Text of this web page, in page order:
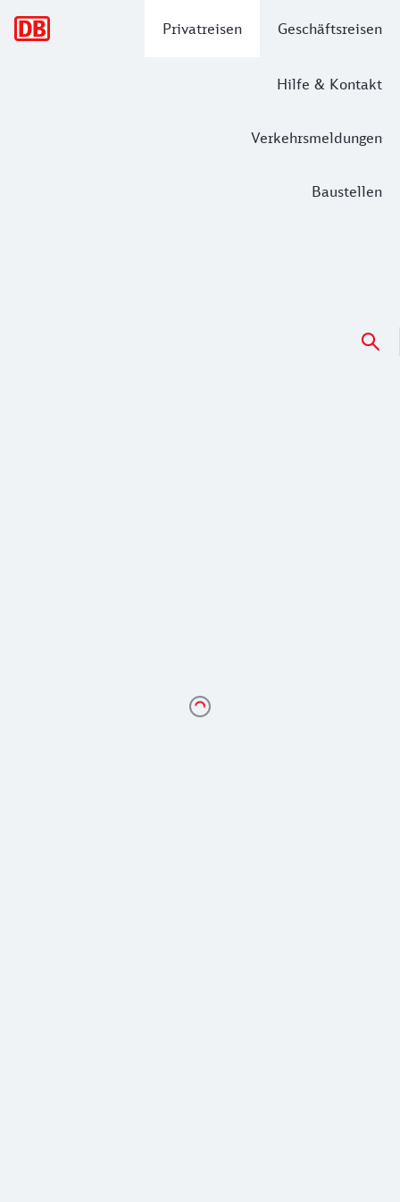
Privatreisen Geschäftsreisen
Hilfe & Kontakt
Verkehrsmeldungen
Baustellen